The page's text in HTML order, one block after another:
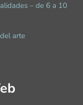
– de 6 a 10
arte